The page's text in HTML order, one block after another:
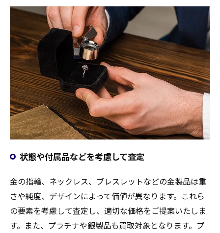
状態や付属品などを考慮して査定
金の指輪、ネックレス、ブレスレットなどの金製品は重
さや純度、デザインによって価値が異なります。これら
の要素を考慮して査定し、適切な価格をご提案いたしま
す。また、プラチナや銀製品も買取対象となります。プ